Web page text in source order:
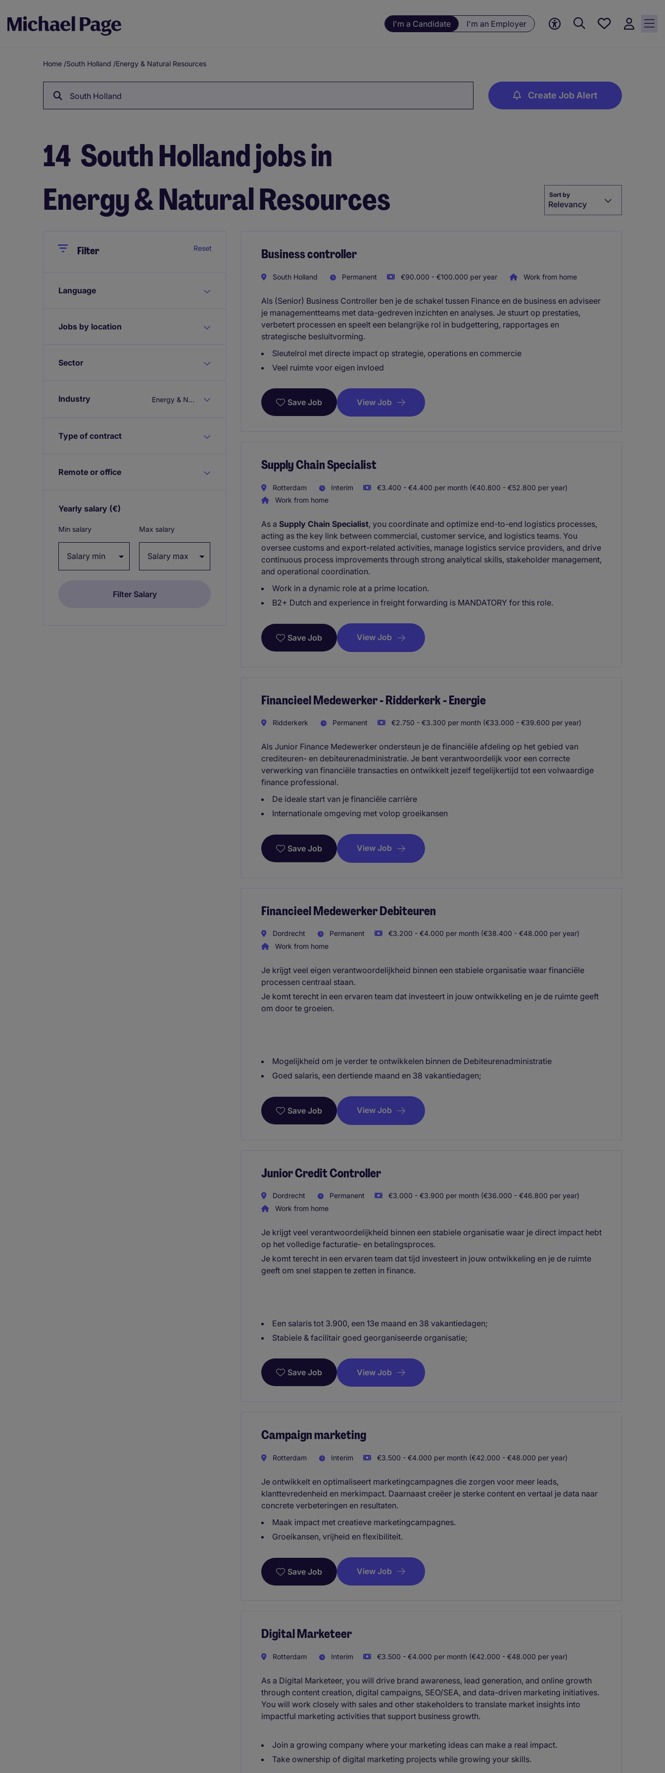
I'm a Candidate I'm an Employer
Save
Breadcrumb
Home /South Holland /Energy & Natural Resources
South Holland Create Job Alert
14 South Holland jobs in
Energy & Natural Resources
Sort by
Relevancy
CloseFilter Reset
Language
Jobs by location
Sector
Industry Energy & Natural Resources
Type of contract
Remote or office
Yearly salary (€)
Min salary Max salary
Business controller
South Holland Permanent €90.000 - €100.000 per year Work from home
Als (Senior) Business Controller ben je de schakel tussen Finance en de business en adviseer
je managementteams met data-gedreven inzichten en analyses. Je stuurt op prestaties,
verbetert processen en speelt een belangrijke rol in budgettering, rapportages en
strategische besluitvorming.
Sleutelrol met directe impact op strategie, operations en commercie
Veel ruimte voor eigen invloed
Save Job View Job
Supply Chain Specialist
Rotterdam Interim
€3.400 - €4.400 per month (€40.800 - €52.800 per year)
Work from home
As a Supply Chain Specialist, you coordinate and optimize end-to-end logistics processes,
acting as the key link between commercial, customer service, and logistics teams. You
oversee customs and export-related activities, manage logistics service providers, and drive
continuous process improvements through strong analytical skills, stakeholder management,
and operational coordination.
Work in a dynamic role at a prime location.
B2+ Dutch and experience in freight forwarding is MANDATORY for this role.
Save Job View Job
Financieel Medewerker - Ridderkerk - Energie
Ridderkerk Permanent €2.750 - €3.300 per month (€33.000 - €39.600 per year)
Als Junior Finance Medewerker ondersteun je de financiële afdeling op het gebied van
crediteuren- en debiteurenadministratie. Je bent verantwoordelijk voor een correcte
verwerking van financiële transacties en ontwikkelt jezelf tegelijkertijd tot een volwaardige
finance professional.
De ideale start van je financiële carrière
Internationale omgeving met volop groeikansen
Save Job View Job
Financieel Medewerker Debiteuren
Dordrecht Permanent
€3.200 - €4.000 per month (€38.400 - €48.000 per year)
Work from home
Je krijgt veel eigen verantwoordelijkheid binnen een stabiele organisatie waar financiële
processen centraal staan.
Je komt terecht in een ervaren team dat investeert in jouw ontwikkeling en je de ruimte geeft
om door te groeien.
Mogelijkheid om je verder te ontwikkelen binnen de Debiteurenadministratie
Goed salaris, een dertiende maand en 38 vakantiedagen;
Save Job View Job
Junior Credit Controller
Dordrecht Permanent
€3.000 - €3.900 per month (€36.000 - €46.800 per year)
Work from home
Je krijgt veel verantwoordelijkheid binnen een stabiele organisatie waar je direct impact hebt
op het volledige facturatie- en betalingsproces.
Je komt terecht in een ervaren team dat tijd investeert in jouw ontwikkeling en je de ruimte
geeft om snel stappen te zetten in finance.
Een salaris tot 3.900, een 13e maand en 38 vakantiedagen;
Stabiele & facilitair goed georganiseerde organisatie;
Save Job View Job
Campaign marketing
Rotterdam Interim €3.500 - €4.000 per month (€42.000 - €48.000 per year)
Je ontwikkelt en optimaliseert marketingcampagnes die zorgen voor meer leads,
klanttevredenheid en merkimpact. Daarnaast creëer je sterke content en vertaal je data naar
concrete verbeteringen en resultaten.
Maak impact met creatieve marketingcampagnes.
Groeikansen, vrijheid en flexibiliteit.
Save Job View Job
Digital Marketeer
Rotterdam Interim €3.500 - €4.000 per month (€42.000 - €48.000 per year)
As a Digital Marketeer, you will drive brand awareness, lead generation, and online growth
through content creation, digital campaigns, SEO/SEA, and data-driven marketing initiatives.
You will work closely with sales and other stakeholders to translate market insights into
impactful marketing activities that support business growth.
Join a growing company where your marketing ideas can make a real impact.
Take ownership of digital marketing projects while growing your skills.